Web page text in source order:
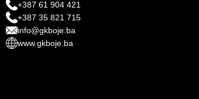
+387 61 904 421
+387 35 821 715
info@gkboje.ba
www.gkboje.ba